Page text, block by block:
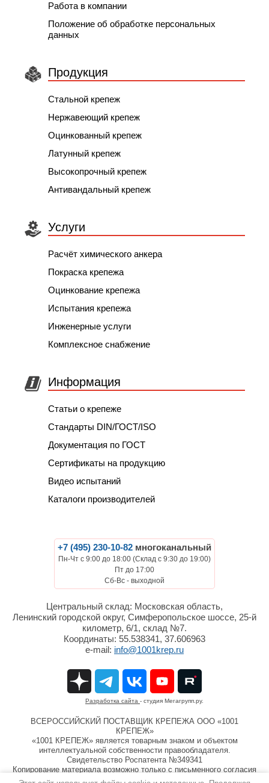
Работа в компании
Положение об обработке персональных
данных
Продукция
Стальной крепеж
Нержавеющий крепеж
Оцинкованный крепеж
Латунный крепеж
Высокопрочный крепеж
Антивандальный крепеж
Услуги
Расчёт химического анкера
Покраска крепежа
Оцинкование крепежа
Испытания крепежа
Инженерные услуги
Комплексное снабжение
Информация
Статьи о крепеже
Стандарты DIN/ГОСТ/ISO
Документация по ГОСТ
Сертификаты на продукцию
Видео испытаний
Каталоги производителей
+7 (495) 230-10-82 многоканальный
Пн-Чт с 9:00 до 18:00 (Склад с 9:30 до 19:00)
Пт до 17:00
Сб-Вс - выходной
Центральный склад: Московская область,
Ленинский городской округ, Симферопольское шоссе, 25-й
километр, 6/1, склад №7.
Координаты: 55.538341, 37.606963
e-mail: info@1001krep.ru
Разработка сайта - студия Мегагрупп.ру.
ВСЕРОССИЙСКИЙ ПОСТАВЩИК КРЕПЕЖА ООО «1001
КРЕПЕЖ»
«1001 КРЕПЕЖ» является товарным знаком и объектом
интеллектуальной собственности правообладателя.
Свидетельство Роспатента №349341
Копирование материала возможно только с письменного согласия
компании ООО «1001 КРЕПЕЖ»